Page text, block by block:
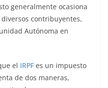
generalmente ocasiona
contribuyentes,
Autónoma en
el IRPF es un impuesto
de dos maneras,